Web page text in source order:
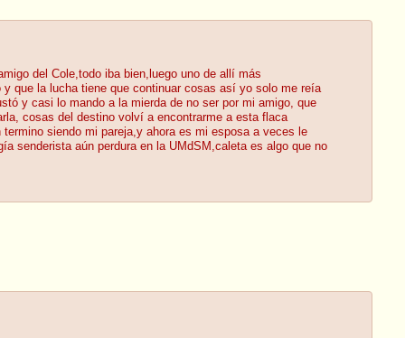
del Cole,todo iba bien,luego uno de allí más
que la lucha tiene que continuar cosas así yo solo me reía
y casi lo mando a la mierda de no ser por mi amigo, que
cosas del destino volví a encontrarme a esta flaca
siendo mi pareja,y ahora es mi esposa a veces le
senderista aún perdura en la UMdSM,caleta es algo que no